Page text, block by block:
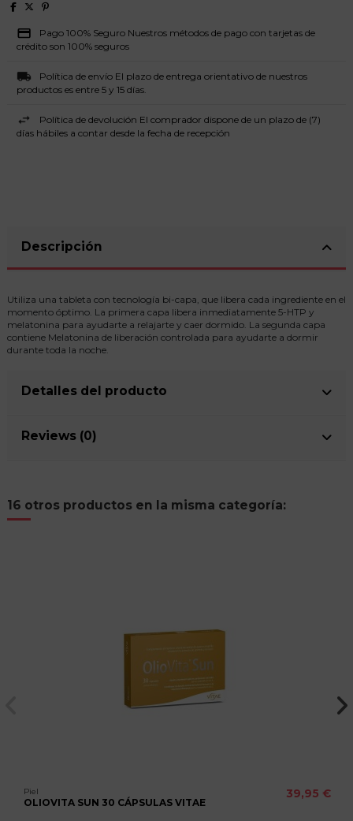
Pago 100% Seguro Nuestros métodos de pago con tarjetas de
crédito son 100% seguros
Política de envío El plazo de entrega orientativo de nuestros
productos es entre 5 y 15 días.
Política de devolución El comprador dispone de un plazo de (7)
días hábiles a contar desde la fecha de recepción
Descripción
Utiliza una tableta con tecnología bi-capa, que libera cada ingrediente en el
momento óptimo. La primera capa libera inmediatamente 5-HTP y
melatonina para ayudarte a relajarte y caer dormido. La segunda capa
contiene Melatonina de liberación controlada para ayudarte a dormir
durante toda la noche.
Detalles del producto
Reviews (0)
16 otros productos en la misma categoría:
Piel
OLIOVITA SUN 30 CÁPSULAS VITAE
39,95 €